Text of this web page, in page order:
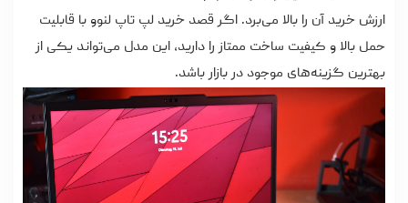
ارزش خرید آن را بالا می‌برد. اگر قصد خرید لپ تاپ لنوو با قابلیت
حمل بالا و کیفیت ساخت ممتاز را دارید، این مدل می‌تواند یکی از
بهترین گزینه‌های موجود در بازار باشد.